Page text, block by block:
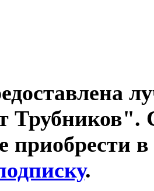
Трубников".
приобрести
.